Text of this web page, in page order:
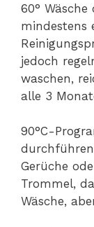
60°
mindestens
jedoch
waschen,
alle 3
90°C-
Gerüche
Trommel,
Wäsche,